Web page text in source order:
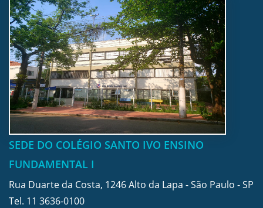
SEDE DO COLÉGIO SANTO IVO ENSINO
FUNDAMENTAL I
Rua Duarte da Costa, 1246 Alto da Lapa - São Paulo - SP
Tel. 11 3636-0100